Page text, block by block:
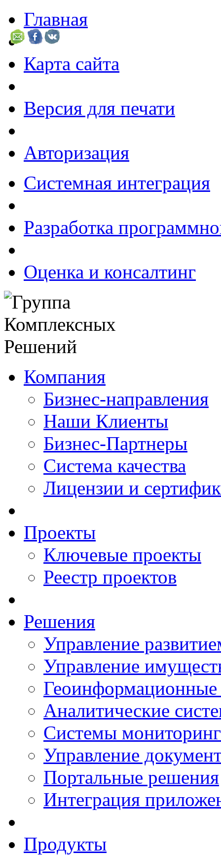
Главная
Карта сайта
Версия для печати
Авторизация
Системная интеграция
Разработка
Оценка и консалтинг
Компания
Бизнес-направления
Наши Клиенты
Бизнес-Партнеры
Система качества
Лицензии и
Проекты
Ключевые проекты
Реестр проектов
Решения
Управление
Управление
Аналитические
Системы
Управление
Портальные решения
Интеграция
Продукты